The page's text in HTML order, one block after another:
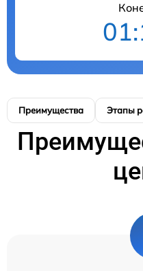
Преимущества Этапы